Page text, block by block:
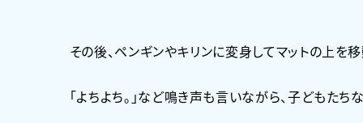
その後、ペンギンやキリンに変身してマットの上を
「よちよち。」など鳴き声も言いながら、子どもた